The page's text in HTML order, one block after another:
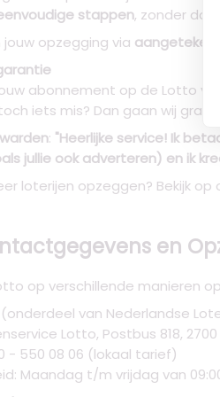
stappen, zonder
jouw opzegging via
abonnement op de Lotto
iets mis? Dan gaan wij
: "Heerlijke service! Ik
jullie ook adverteren) en ik
loterijen opzeggen? Bekijk op
en
op verschillende manieren
van Nederlandse
Lotto, Postbus 818,
- 550 08 06 (lokaal tarief)
Maandag t/m vrijdag van